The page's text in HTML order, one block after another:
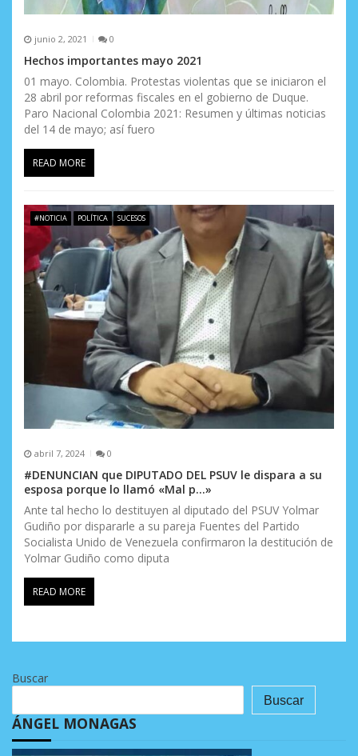
junio 2, 2021 0
Hechos importantes mayo 2021
01 mayo. Colombia. Protestas violentas que se iniciaron el
28 abril por reformas fiscales en el gobierno de Duque.
Paro Nacional Colombia 2021: Resumen y últimas noticias
del 14 de mayo; así fuero
READ MORE
#NOTICIA POLÍTICA SUCESOS
abril 7, 2024 0
#DENUNCIAN que DIPUTADO DEL PSUV le dispara a su
esposa porque lo llamó «Mal p…»
Ante tal hecho lo destituyen al diputado del PSUV Yolmar
Gudiño por dispararle a su pareja Fuentes del Partido
Socialista Unido de Venezuela confirmaron la destitución de
Yolmar Gudiño como diputa
READ MORE
Buscar
Buscar
ÁNGEL MONAGAS